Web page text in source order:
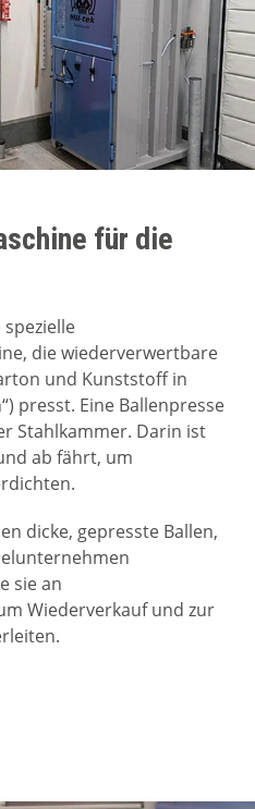
für die
spezielle
die wiederverwertbare
und Kunststoff in
presst. Eine Ballenpresse
Stahlkammer. Darin ist
ab fährt, um
dicke, gepresste Ballen,
sie an
Wiederverkauf und zur